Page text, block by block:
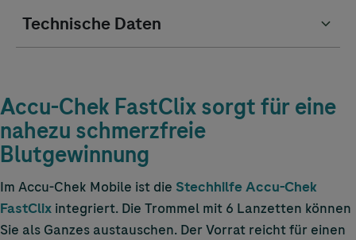
Technische Daten
Accu-Chek FastClix sorgt für eine
nahezu schmerzfreie
Blutgewinnung
Im Accu-Chek Mobile ist die StechhilfeAccu-Chek
FastClix integriert. Die Trommel mit 6 Lanzetten können
Sie als Ganzes austauschen. Der Vorrat reicht für einen